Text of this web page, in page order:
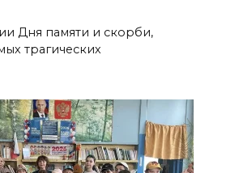
Дня памяти и скорби,
трагических